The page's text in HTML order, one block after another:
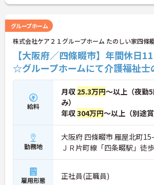
グループホーム
株式会社ケア２１グループホーム たのしい家四條
【大阪府／四條畷市】年間休日
☆グループホームにて介護福祉士
給料
月収 25.3万円～以上（夜勤
み）
年収304万円～以上（別途賞
勤務地
大阪府 四條畷市 雁屋北町
ＪＲ片町線「四条畷駅」徒
雇用形態 正社員(正職員)